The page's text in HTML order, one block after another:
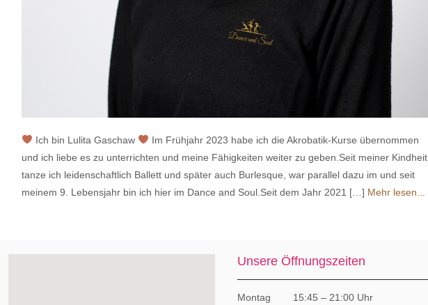
Ich bin Lulita Gaschaw
Im Frühjahr 2023 habe ich die Akrobatik-Kurse übernommen
und ich liebe es zu unterrichten und meine Fähigkeiten weiter zu geben.Seit meiner Kindheit
tanze ich leidenschaftlich Ballett und später auch Burlesque, war parallel dazu im und seit
meinem 9. Lebensjahr bin ich hier im Dance and Soul.Seit dem Jahr 2021 […] Mehr lesen...
Unsere Öffnungszeiten
Montag 15:45 – 21:00 Uhr